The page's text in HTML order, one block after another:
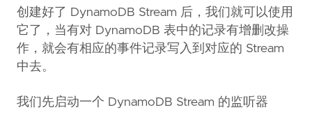
创建好了 DynamoDB Stream 后，我们就可以使用
它了，当有对 DynamoDB 表中的记录有增删改操
作，就会有相应的事件记录写入到对应的 Stream
中去。
我们先启动一个 DynamoDB Stream 的监听器